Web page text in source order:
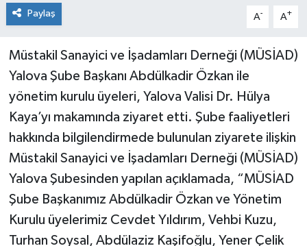
Paylaş A- A+
Müstakil Sanayici ve İşadamları Derneği (MÜSİAD)
Yalova Şube Başkanı Abdülkadir Özkan ile
yönetim kurulu üyeleri, Yalova Valisi Dr. Hülya
Kaya’yı makamında ziyaret etti. Şube faaliyetleri
hakkında bilgilendirmede bulunulan ziyarete ilişkin
Müstakil Sanayici ve İşadamları Derneği (MÜSİAD)
Yalova Şubesinden yapılan açıklamada, “MÜSİAD
Şube Başkanımız Abdülkadir Özkan ve Yönetim
Kurulu üyelerimiz Cevdet Yıldırım, Vehbi Kuzu,
Turhan Soysal, Abdülaziz Kaşifoğlu, Yener Çelik